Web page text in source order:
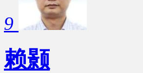
9
赖颢